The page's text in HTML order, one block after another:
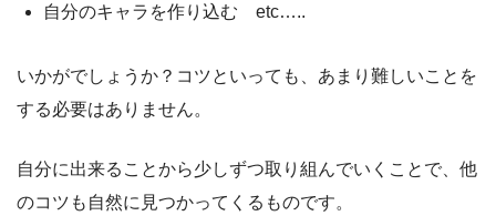
自分のキャラを作り込む etc…..
いかがでしょうか？コツといっても、あまり難しいことを
する必要はありません。
自分に出来ることから少しずつ取り組んでいくことで、他
のコツも自然に見つかってくるものです。